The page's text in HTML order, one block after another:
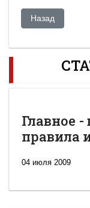
Предыдущий:
Назад
Главное
правила
04 июля 2009